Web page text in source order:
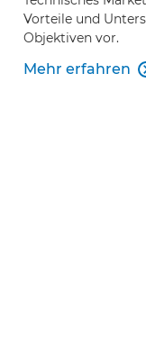
Vorteile und
Objektiven vor.
Mehr erfahren